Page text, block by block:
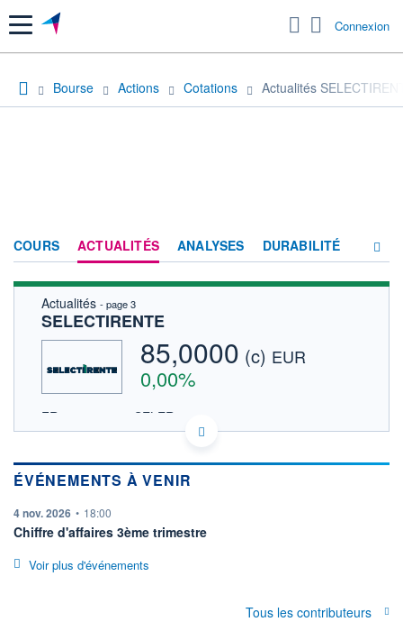
Menu Connexion
Bourse Actions Cotations Actualités
COURS ACTUALITÉS ANALYSES DURABILITÉ
FORUM
ACTIONNAIRES
Actualités - page 3
SELECTIRENTE
85,0000 (c) EUR
0,00%
FR0004175842 SELER
EURONEXT PARIS DONNÉES TEMPS RÉEL
Cotation sur les autres places
SECTEUR
Biens immobiliers
destinés à la vente au
ÉVÉNEMENTS À VENIR
information fournie par
4 nov. 2026 • 18:00
Chiffre d'affaires 3ème trimestre
Voir plus d'événements
Tous les contributeurs